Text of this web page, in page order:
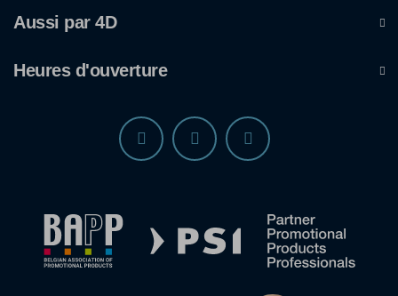
Aussi par 4D
Heures d'ouverture